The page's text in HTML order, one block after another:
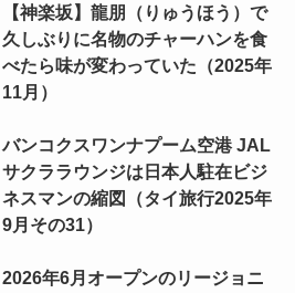
【神楽坂】龍朋（りゅうほう）で
久しぶりに名物のチャーハンを食
べたら味が変わっていた（2025年
11月）
バンコクスワンナプーム空港 JAL
サクララウンジは日本人駐在ビジ
ネスマンの縮図（タイ旅行2025年
9月その31）
2026年6月オープンのリージョニ